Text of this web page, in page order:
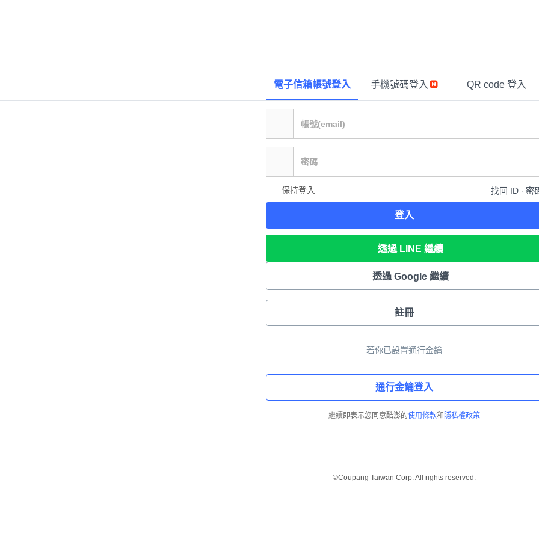
電子信箱帳號登入 手機號碼登入 QR code 登入
保持登入 找回 ID ∙ 密
登入
透過 LINE 繼續
透過 Google 繼續
註冊
若你已設置通行金鑰
通行金鑰登入
繼續即表示您同意酷澎的使用條款和 隱私權政策
©Coupang Taiwan Corp. All rights reserved.